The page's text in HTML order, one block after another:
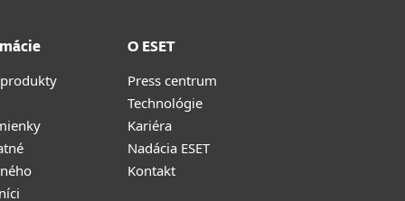
O ESET
Press centrum
Technológie
Kariéra
Nadácia ESET
Kontakt